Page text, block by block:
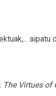
The Virtues of